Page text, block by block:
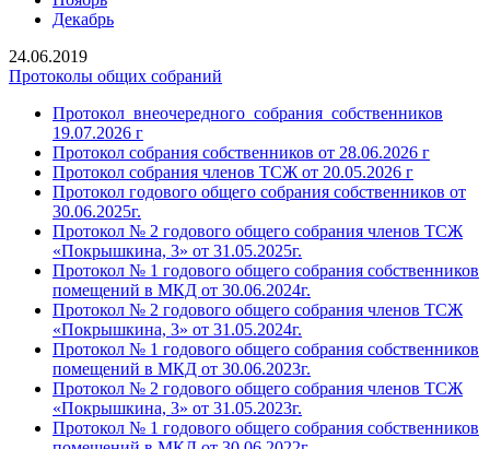
Декабрь
24.06.2019
Протоколы общих собраний
Протокол_внеочередного_собрания_собственников
19.07.2026 г
Протокол собрания собственников от 28.06.2026 г
Протокол собрания членов ТСЖ от 20.05.2026 г
Протокол годового общего собрания собственников от
30.06.2025г.
Протокол № 2 годового общего собрания членов ТСЖ
«Покрышкина, 3» от 31.05.2025г.
Протокол № 1 годового общего собрания собственников
помещений в МКД от 30.06.2024г.
Протокол № 2 годового общего собрания членов ТСЖ
«Покрышкина, 3» от 31.05.2024г.
Протокол № 1 годового общего собрания собственников
помещений в МКД от 30.06.2023г.
Протокол № 2 годового общего собрания членов ТСЖ
«Покрышкина, 3» от 31.05.2023г.
Протокол № 1 годового общего собрания собственников